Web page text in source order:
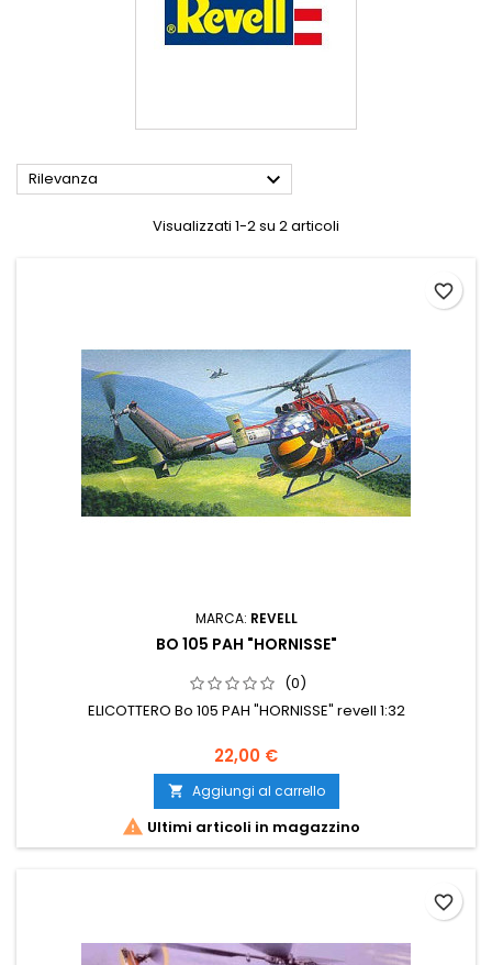
Rilevanza 
Visualizzati 1-2 su 2 articoli
MARCA: REVELL
BO 105 PAH "HORNISSE"
(0)
ELICOTTERO Bo 105 PAH "HORNISSE" revell 1:32
22,00 €
 Aggiungi al carrello
 Ultimi articoli in magazzino
favorite_border
favorite_border